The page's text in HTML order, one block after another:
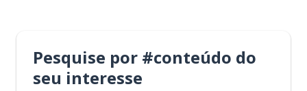
Pesquise por #conteúdo do
seu interesse